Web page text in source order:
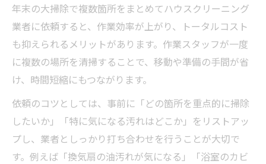
年末の大掃除で複数箇所をまとめてハウスクリーニング
業者に依頼すると、作業効率が上がり、トータルコスト
も抑えられるメリットがあります。作業スタッフが一度
に複数の場所を清掃することで、移動や準備の手間が省
け、時間短縮にもつながります。
依頼のコツとしては、事前に「どの箇所を重点的に掃除
したいか」「特に気になる汚れはどこか」をリストアッ
プし、業者としっかり打ち合わせを行うことが大切で
す。例えば「換気扇の油汚れが気になる」「浴室のカビ